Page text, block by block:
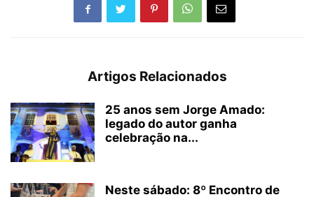
Artigos Relacionados
25 anos sem Jorge Amado:
legado do autor ganha
celebração na...
Neste sábado: 8º Encontro de